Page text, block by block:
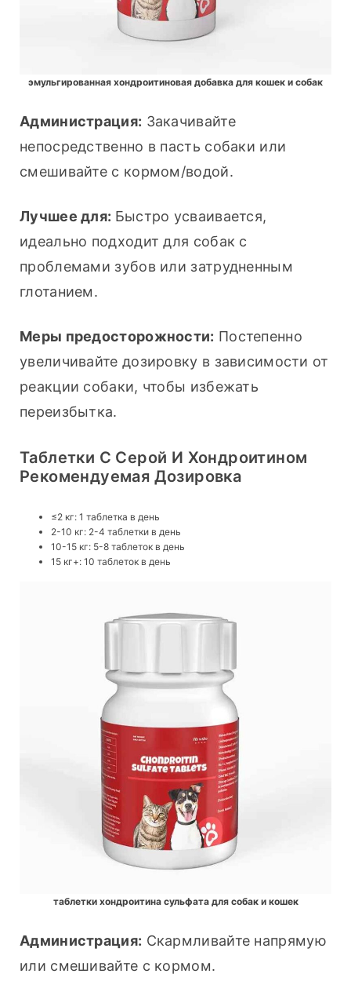
эмульгированная хондроитиновая добавка для кошек и собак
Администрация: Закачивайте
непосредственно в пасть собаки или
смешивайте с кормом/водой.
Лучшее для: Быстро усваивается,
идеально подходит для собак с
проблемами зубов или затрудненным
глотанием.
Меры предосторожности: Постепенно
увеличивайте дозировку в зависимости от
реакции собаки, чтобы избежать
переизбытка.
Таблетки С Серой И Хондроитином
Рекомендуемая Дозировка
≤2 кг: 1 таблетка в день
2-10 кг: 2-4 таблетки в день
10-15 кг: 5-8 таблеток в день
15 кг+: 10 таблеток в день
таблетки хондроитина сульфата для собак и кошек
Администрация: Скармливайте напрямую
или смешивайте с кормом.